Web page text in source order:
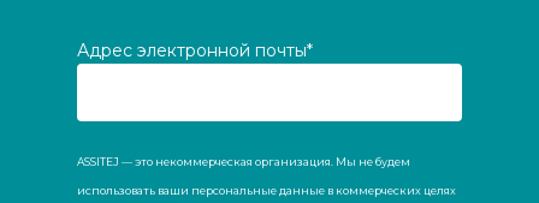
Адрес электронной почты*
ASSITEJ — это некоммерческая организация. Мы не будем
использовать ваши персональные данные в коммерческих целях